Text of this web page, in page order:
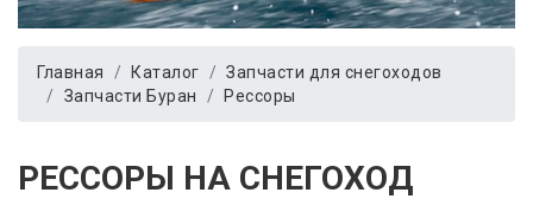
Главная Каталог
Запчасти для снегоходов
Запчасти Буран
Рессоры
РЕССОРЫ НА СНЕГОХОД